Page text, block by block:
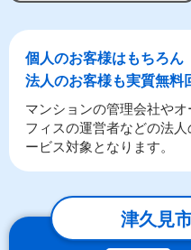
個人のお客様はもちろん
法人のお客様も実質無料
マンションの管理会社や
フィスの運営者などの法
ービス対象となります。
津久見